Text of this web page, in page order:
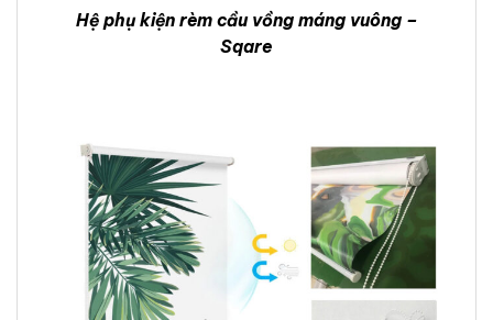
Hệ phụ kiện rèm cầu vồng máng vuông –
Sqare